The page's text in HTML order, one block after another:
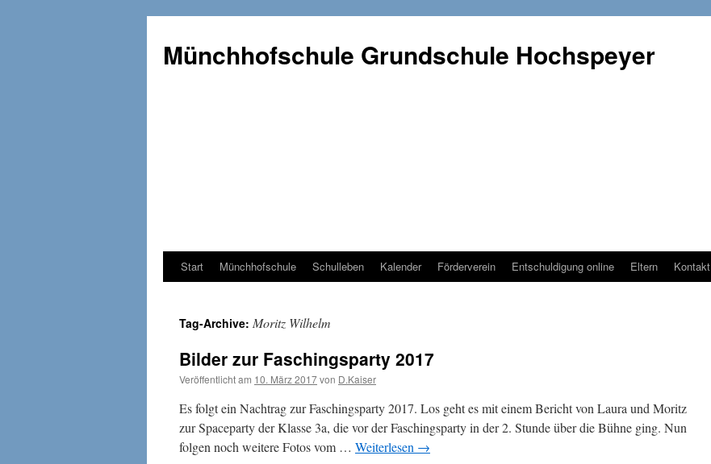
Münchhofschule Grundschule Hochspeyer
Weiter
Content
Start Münchhofschule Schulleben Kalender Förderverein Entschuldigung online Eltern Kontakt
Tag-Archive: Moritz Wilhelm
Bilder zur Faschingsparty 2017
Veröffentlicht am 10. März 2017von D.Kaiser
Es folgt ein Nachtrag zur Faschingsparty 2017. Los geht es mit einem Bericht von Laura und Moritz
zur Spaceparty der Klasse 3a, die vor der Faschingsparty in der 2. Stunde über die Bühne ging. Nun
folgen noch weitere Fotos vom … Weiterlesen →